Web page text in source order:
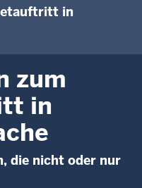
in
zum
in
die nicht oder nur